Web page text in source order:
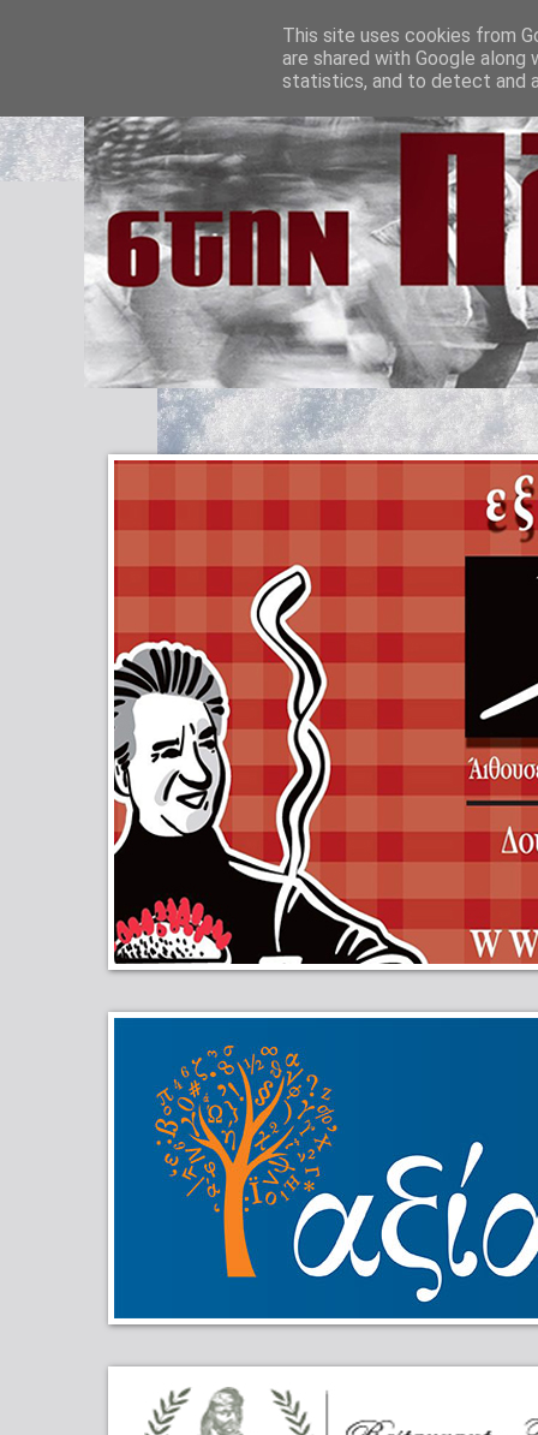
This site uses cookies from
are shared with Google
statistics, and to detect and